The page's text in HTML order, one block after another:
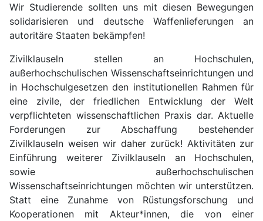
Wir Studierende sollten uns mit diesen Bewegungen
solidarisieren und deutsche Waffenlieferungen an
autoritäre Staaten bekämpfen!
Zivilklauseln stellen an Hochschulen,
außerhochschulischen Wissenschaftseinrichtungen und
in Hochschulgesetzen den institutionellen Rahmen für
eine zivile, der friedlichen Entwicklung der Welt
verpflichteten wissenschaftlichen Praxis dar. Aktuelle
Forderungen zur Abschaffung bestehender
Zivilklauseln weisen wir daher zurück! Aktivitäten zur
Einführung weiterer Zivilklauseln an Hochschulen,
sowie außerhochschulischen
Wissenschaftseinrichtungen möchten wir unterstützen.
Statt eine Zunahme von Rüstungsforschung und
Kooperationen mit Akteur*innen, die von einer